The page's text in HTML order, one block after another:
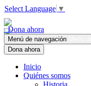
Select Language ▼
Dona ahora
Menú de navegación
Dona ahora
Inicio
Quiénes somos